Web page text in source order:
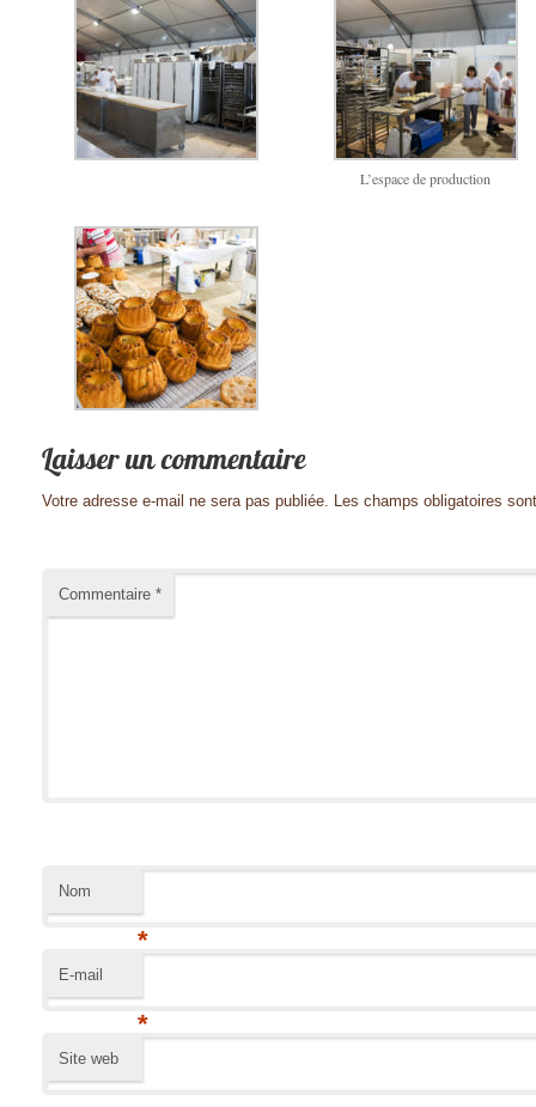
L’espace de production
Votre adresse e-mail ne sera pas publiée. Les champs obligatoires
Commentaire *
Nom
*
E-mail
*
Site web